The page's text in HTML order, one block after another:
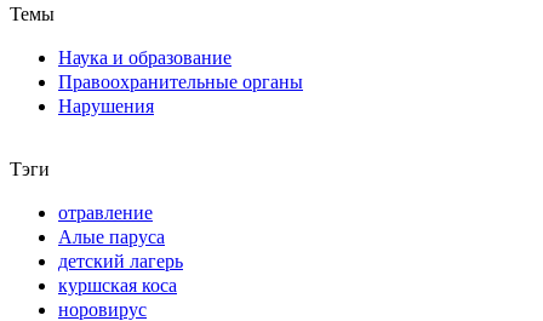
Темы
Наука и образование
Правоохранительные органы
Нарушения
Тэги
отравление
Алые паруса
детский лагерь
куршская коса
норовирус